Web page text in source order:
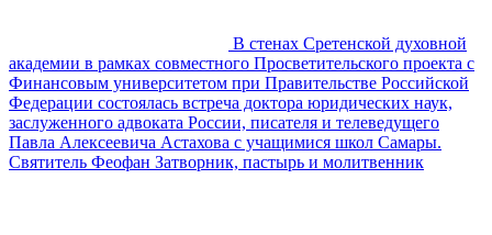
В стенах Сретенской духовной
академии в рамках совместного Просветительского проекта с
Финансовым университетом при Правительстве Российской
Федерации состоялась встреча доктора юридических наук,
заслуженного адвоката России, писателя и телеведущего
Павла Алексеевича Астахова с учащимися школ Самары.
Святитель Феофан Затворник, пастырь и молитвенник